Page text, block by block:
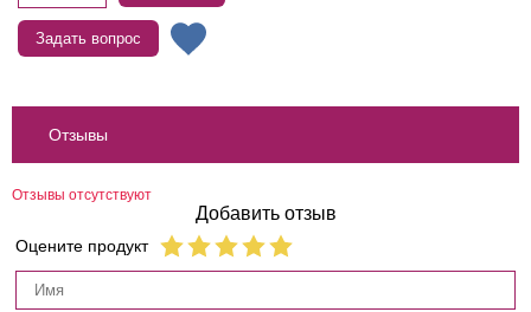
Задать вопрос
Отзывы
Отзывы отсутствуют
Добавить отзыв
Оцените продукт